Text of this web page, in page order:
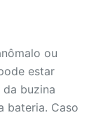
ou
estar
buzina
bateria. Caso